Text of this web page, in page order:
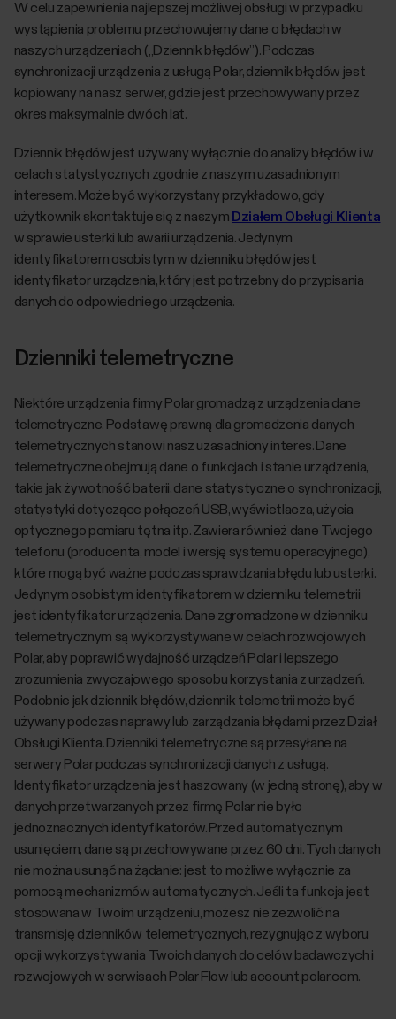
W celu zapewnienia najlepszej możliwej obsługi w przypadku
wystąpienia problemu przechowujemy dane o błędach w
naszych urządzeniach („Dziennik błędów”). Podczas
synchronizacji urządzenia z usługą Polar, dziennik błędów jest
kopiowany na nasz serwer, gdzie jest przechowywany przez
okres maksymalnie dwóch lat.
Dziennik błędów jest używany wyłącznie do analizy błędów i w
celach statystycznych zgodnie z naszym uzasadnionym
interesem. Może być wykorzystany przykładowo, gdy
użytkownik skontaktuje się z naszym Działem Obsługi Klienta
w sprawie usterki lub awarii urządzenia. Jedynym
identyfikatorem osobistym w dzienniku błędów jest
identyfikator urządzenia, który jest potrzebny do przypisania
danych do odpowiedniego urządzenia.
Dzienniki telemetryczne
Niektóre urządzenia firmy Polar gromadzą z urządzenia dane
telemetryczne. Podstawę prawną dla gromadzenia danych
telemetrycznych stanowi nasz uzasadniony interes. Dane
telemetryczne obejmują dane o funkcjach i stanie urządzenia,
takie jak żywotność baterii, dane statystyczne o synchronizacji,
statystyki dotyczące połączeń USB, wyświetlacza, użycia
optycznego pomiaru tętna itp. Zawiera również dane Twojego
telefonu (producenta, model i wersję systemu operacyjnego),
które mogą być ważne podczas sprawdzania błędu lub usterki.
Jedynym osobistym identyfikatorem w dzienniku telemetrii
jest identyfikator urządzenia. Dane zgromadzone w dzienniku
telemetrycznym są wykorzystywane w celach rozwojowych
Polar, aby poprawić wydajność urządzeń Polar i lepszego
zrozumienia zwyczajowego sposobu korzystania z urządzeń.
Podobnie jak dziennik błędów, dziennik telemetrii może być
używany podczas naprawy lub zarządzania błędami przez Dział
Obsługi Klienta. Dzienniki telemetryczne są przesyłane na
serwery Polar podczas synchronizacji danych z usługą.
Identyfikator urządzenia jest haszowany (w jedną stronę), aby w
danych przetwarzanych przez firmę Polar nie było
jednoznacznych identyfikatorów. Przed automatycznym
usunięciem, dane są przechowywane przez 60 dni. Tych danych
nie można usunąć na żądanie: jest to możliwe wyłącznie za
pomocą mechanizmów automatycznych. Jeśli ta funkcja jest
stosowana w Twoim urządzeniu, możesz nie zezwolić na
transmisję dzienników telemetrycznych, rezygnując z wyboru
opcji wykorzystywania Twoich danych do celów badawczych i
rozwojowych w serwisach Polar Flow lub account.polar.com.